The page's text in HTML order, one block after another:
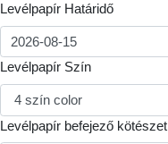
Levélpapír Határidő
Levélpapír Szín
Levélpapír befejező kötészet